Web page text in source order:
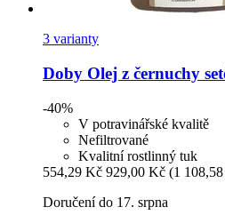
3 varianty
Doby Olej z černuchy
-40%
V potravinářské kvalitě
Nefiltrované
Kvalitní rostlinný tuk
554,29 Kč 929,00 Kč (1
Doručení do 17. srpna